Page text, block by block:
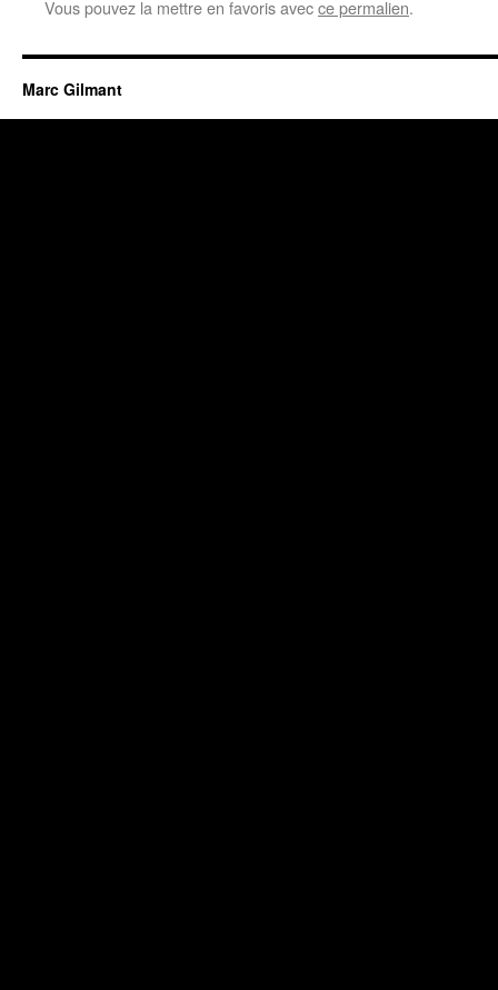
Vous pouvez la mettre en favoris avecce permalien.
Marc Gilmant